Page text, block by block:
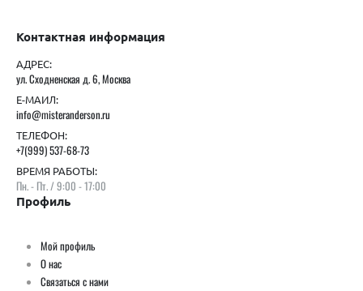
Контактная информация
АДРЕС:
ул. Сходненская д. 6, Москва
Е-МАИЛ:
info@misteranderson.ru
ТЕЛЕФОН:
+7(999) 537-68-73
ВРЕМЯ РАБОТЫ:
Пн. - Пт. / 9:00 - 17:00
Профиль
Мой профиль
О нас
Связаться с нами